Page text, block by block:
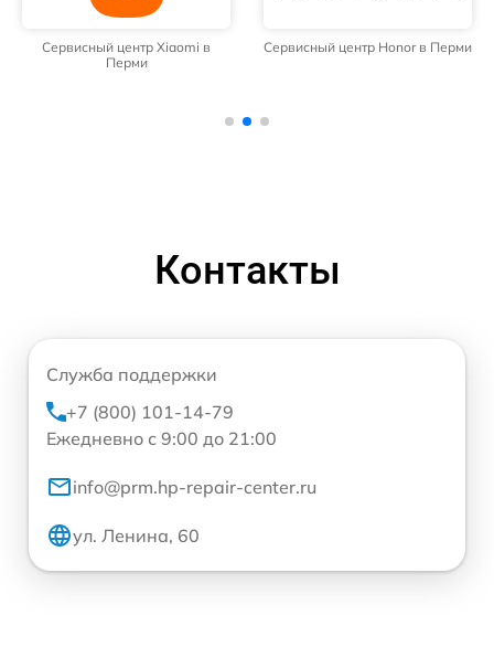
Сервисный центр Xiaomi в
Перми
Сервисный центр Honor в Перми
Контакты
Служба поддержки
+7 (800) 101-14-79
Ежедневно с 9:00 до 21:00
info@prm.hp-repair-center.ru
ул. Ленина, 60